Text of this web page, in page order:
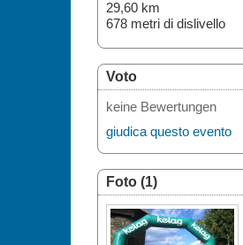
29,60 km
678 metri di dislivello
Voto
keine Bewertungen
giudica questo evento
Foto (1)